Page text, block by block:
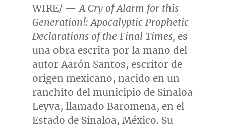
WIRE/ —A Cry of Alarm for this
Generation!: Apocalyptic Prophetic
Declarations of the Final Times, es
una obra escrita por la mano del
autor Aarón Santos, escritor de
origen mexicano, nacido en un
ranchito del municipio de Sinaloa
Leyva, llamado Baromena, en el
Estado de Sinaloa, México. Su